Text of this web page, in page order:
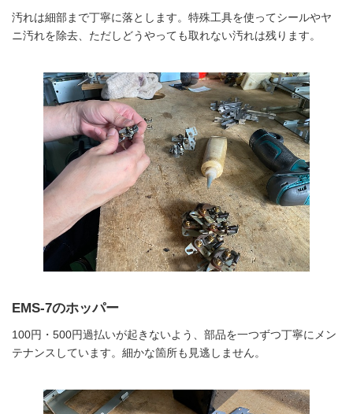
汚れは細部まで丁寧に落とします。特殊工具を使ってシールやヤ
ニ汚れを除去、ただしどうやっても取れない汚れは残ります。
EMS-7のホッパー
100円・500円過払いが起きないよう、部品を一つずつ丁寧にメン
テナンスしています。細かな箇所も見逃しません。